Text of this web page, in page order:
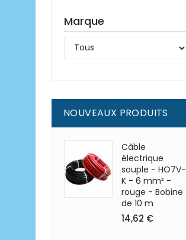
Marque
NOUVEAUX PRODUITS
Câble
électrique
souple - HO7V-
K - 6 mm² -
rouge - Bobine
de 10 m
14,62 €